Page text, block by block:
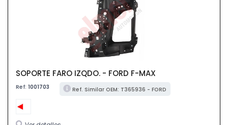
SOPORTE FARO IZQDO. - FORD F-MAX
Ref: 1001703 Ref. Similar OEM: T365936 - FORD